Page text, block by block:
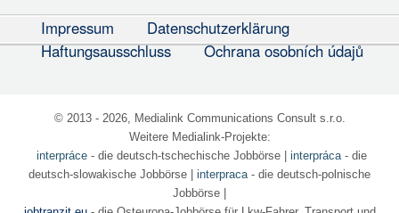
Impressum
Datenschutzerklärung
Haftungsausschluss
Ochrana osobních údajů
© 2013 - 2026, Medialink Communications Consult s.r.o.
Weitere Medialink-Projekte:
interpráce- die deutsch-tschechische Jobbörse| interpráca- die
deutsch-slowakische Jobbörse | interpraca- die deutsch-polnische
Jobbörse |